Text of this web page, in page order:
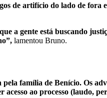
de artifício do lado de fora
a gente está buscando
lamentou Bruno.
família de Benício. Os
ao processo (laudo,